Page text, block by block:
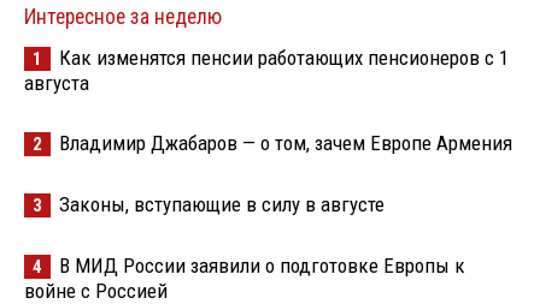
Интересное за неделю
1
Как изменятся пенсии работающих пенсионеров с 1
августа
2 Владимир Джабаров — о том, зачем Европе Армения
3 Законы, вступающие в силу в августе
4
В МИД России заявили о подготовке Европы к
войне с Россией